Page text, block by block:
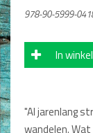
Voorlezen
Zelf lezen
978-90-5999-
In
"Al jarenlang
wandelen.